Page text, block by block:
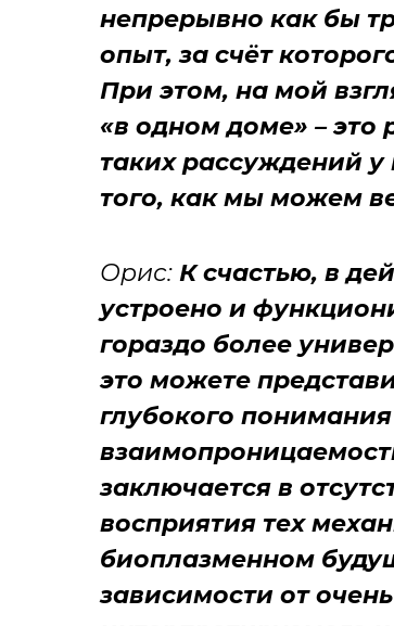
непрерывно как бы
опыт, за счёт
При этом, на мой
«в одном доме» –
таких рассуждений
того, как мы можем
Орис: К счастью, в
устроено и
гораздо более
это можете
глубокого
заключается в
восприятия тех
биоплазменном
зависимости от